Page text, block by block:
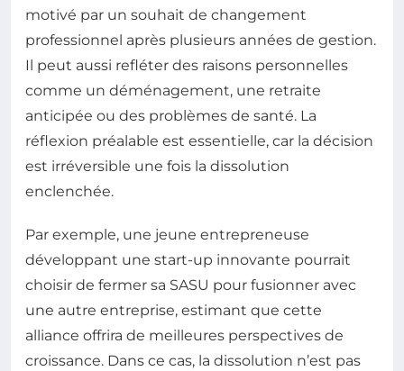
motivé par un souhait de changement
professionnel après plusieurs années de gestion.
Il peut aussi refléter des raisons personnelles
comme un déménagement, une retraite
anticipée ou des problèmes de santé. La
réflexion préalable est essentielle, car la décision
est irréversible une fois la dissolution
enclenchée.
Par exemple, une jeune entrepreneuse
développant une start-up innovante pourrait
choisir de fermer sa SASU pour fusionner avec
une autre entreprise, estimant que cette
alliance offrira de meilleures perspectives de
croissance. Dans ce cas, la dissolution n’est pas